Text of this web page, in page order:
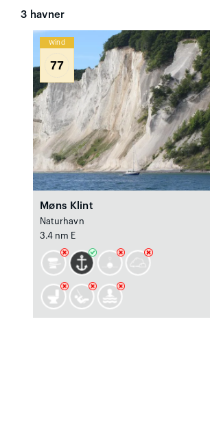
3 havner
Wind
77
Møns Klint
Naturhavn
3.4 nm E